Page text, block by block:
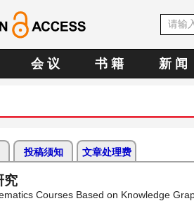
会 议 书 籍 新 闻
投稿须知 文章处理费
究
Courses Based on Knowledge